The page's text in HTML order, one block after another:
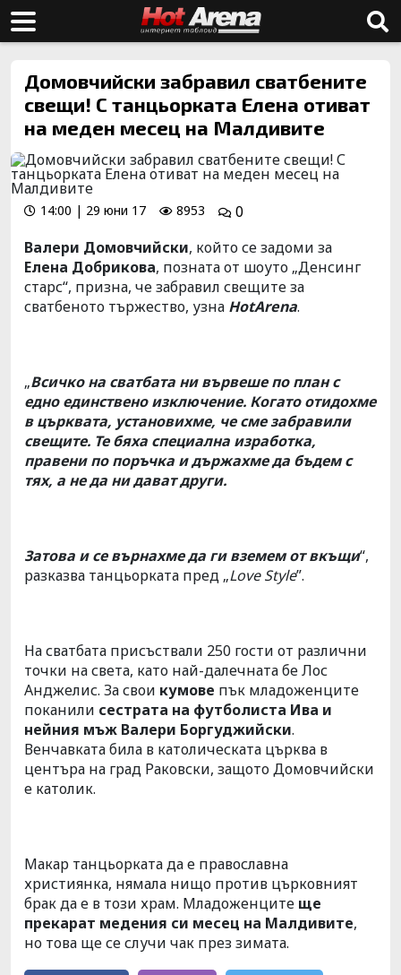
Домовчийски забравил сватбените
свещи! С танцьорката Елена отиват
на меден месец на Малдивите
14:00 | 29 юни 17 8953
0
Валери Домовчийски, който се задоми за
Елена Добрикова, позната от шоуто „Денсинг
старс“, призна, че забравил свещите за
сватбеното тържество, узна HotArena.
„Всичко на сватбата ни вървеше по план с
едно единствено изключение. Когато отидохме
в църквата, установихме, че сме забравили
свещите. Те бяха специална изработка,
правени по поръчка и държахме да бъдем с
тях, а не да ни дават други.
Затова и се върнахме да ги вземем от вкъщи“,
разказва танцьорката пред „Love Style”.
На сватбата присъствали 250 гости от различни
точки на света, като най-далечната бе Лос
Анджелис. За свои кумове пък младоженците
поканили сестрата на футболиста Ива и
нейния мъж Валери Боргуджийски.
Венчавката била в католическата църква в
центъра на град Раковски, защото Домовчийски
е католик.
Макар танцьорката да е православна
християнка, нямала нищо против църковният
брак да е в този храм. Младоженците ще
прекарат медения си месец на Малдивите,
но това ще се случи чак през зимата.